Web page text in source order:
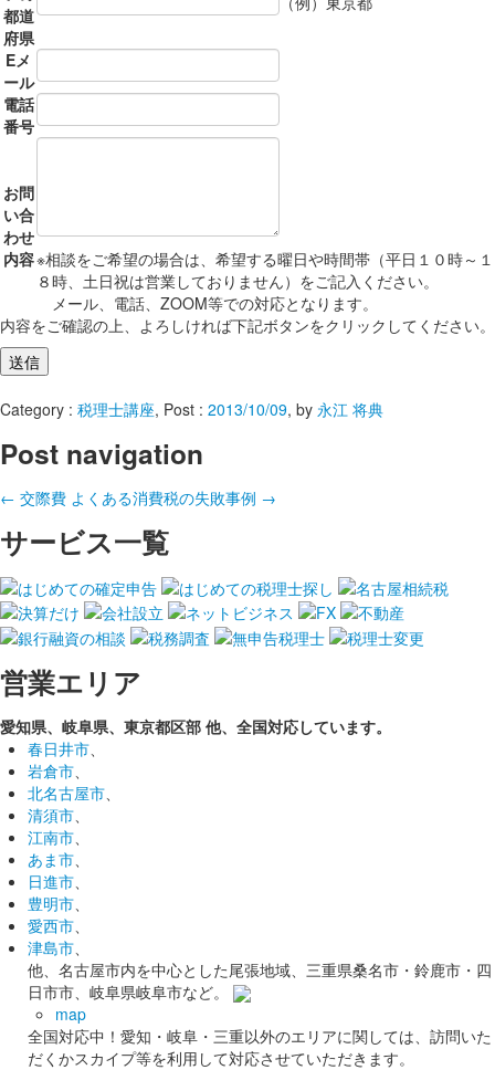
都道
府県
Eメ
ール
電話
番号
お問
い合
わせ
内容※相談をご希望の場合は、希望する曜日や時間帯（平日１０時～１
８時、土日祝は営業しておりません）をご記入ください。
メール、電話、ZOOM等での対応となります。
内容をご確認の上、よろしければ下記ボタンをクリックしてください。
Category : 税理士講座, Post : 2013/10/09, by 永江 将典
Post navigation
← 交際費 よくある消費税の失敗事例 →
サービス一覧
営業エリア
愛知県、岐阜県、東京都区部 他、全国対応しています。
春日井市
岩倉市
北名古屋市
清須市
江南市
あま市
日進市
豊明市
愛西市
津島市
他、名古屋市内を中心とした尾張地域、三重県桑名市・鈴鹿市・四
日市市、岐阜県岐阜市など。
map
全国対応中！愛知・岐阜・三重以外のエリアに関しては、訪問いた
だくかスカイプ等を利用して対応させていただきます。